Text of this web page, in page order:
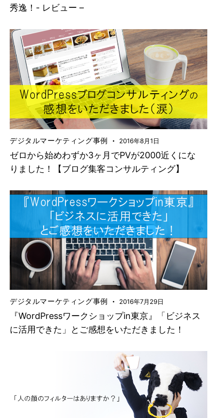
秀逸！- レビュー –
デジタルマーケティング事例 2016年8月1日
ゼロから始めわずか3ヶ月でPVが2000近くにな
りました！【ブログ集客コンサルティング】
デジタルマーケティング事例 2016年7月29日
『WordPressワークショップin東京』「ビジネス
に活用できた」とご感想をいただきました！